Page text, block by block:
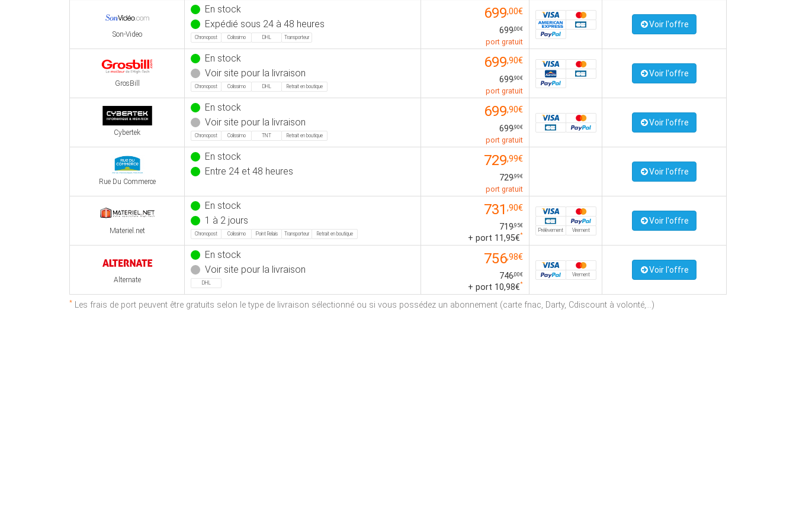
Son-Video
En stock
Expédié sous 24 à 48 heures
Chronopost Colissimo DHL Transporteur
699,00€
699,00€
port gratuit
Voir l'offre
GrosBill
En stock
Voir site pour la livraison
Chronopost Colissimo DHL Retrait en boutique
699,90€
699,90€
port gratuit
Voir l'offre
Cybertek
En stock
Voir site pour la livraison
Chronopost Colissimo TNT Retrait en boutique
699,90€
699,90€
port gratuit
Voir l'offre
Rue Du Commerce
En stock
Entre 24 et 48 heures
729,99€
729,99€
port gratuit
Voir l'offre
Materiel.net
En stock
1 à 2 jours
Chronopost Colissimo Point Relais Transporteur Retrait en boutique
731 ,90€
719,95€
+ port 11,95€*
Prélèvement Virement
Voir l'offre
Alternate
En stock
Voir site pour la livraison
DHL
756,98€
746,00€
+ port 10,98€*
Virement Voir l'offre
* Les frais de port peuvent être gratuits selon le type de livraison sélectionné ou si vous possédez un abonnement (carte fnac, Darty, Cdiscount à volonté,...)